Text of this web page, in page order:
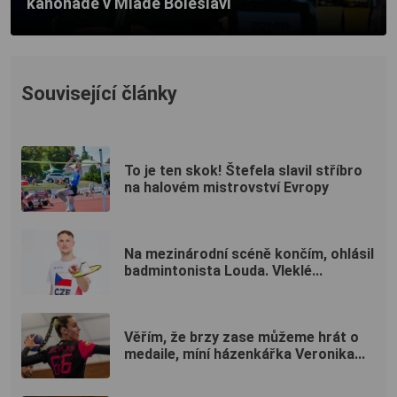
Související články
To je ten skok! Štefela slavil stříbro
na halovém mistrovství Evropy
Na mezinárodní scéně končím, ohlásil
badmintonista Louda. Vleklé...
Věřím, že brzy zase můžeme hrát o
medaile, míní házenkářka Veronika...